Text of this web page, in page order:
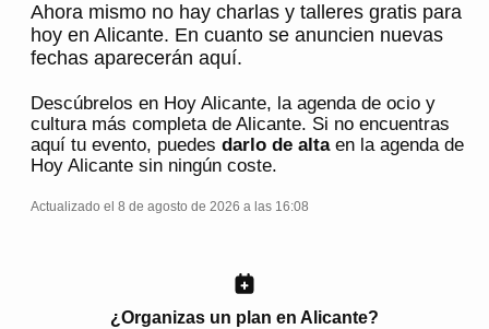
Ahora mismo no hay charlas y talleres gratis para
hoy en Alicante. En cuanto se anuncien nuevas
fechas aparecerán aquí.
Descúbrelos en Hoy Alicante, la agenda de ocio y
cultura más completa de Alicante. Si no encuentras
aquí tu evento, puedes darlo de altaen la agenda de
Hoy Alicante sin ningún coste.
Actualizado el 8 de agosto de 2026 a las 16:08
¿Organizas un plan en Alicante?